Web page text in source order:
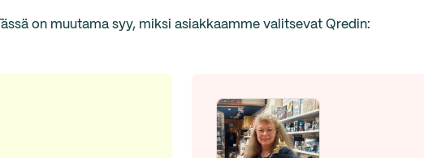
on muutama syy, miksi asiakkaamme valitsevat Qredin: